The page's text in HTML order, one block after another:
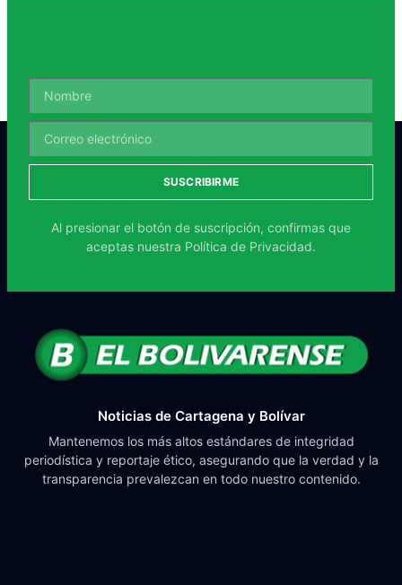
SUSCRIBIRME
Al presionar el botón de suscripción, confirmas que
aceptas nuestra Política de Privacidad.
Noticias de Cartagena y Bolívar
Mantenemos los más altos estándares de integridad
periodística y reportaje ético, asegurando que la verdad y la
transparencia prevalezcan en todo nuestro contenido.